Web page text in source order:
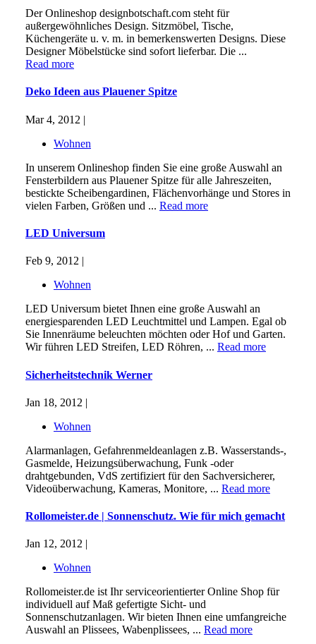
Der Onlineshop designbotschaft.com steht für
außergewöhnliches Design. Sitzmöbel, Tische,
Küchengeräte u. v. m. in bemerkenswerten Designs. Diese
Designer Möbelstücke sind sofort lieferbar. Die ...
Read more
Deko Ideen aus Plauener Spitze
Mar 4, 2012 |
Wohnen
In unserem Onlineshop finden Sie eine große Auswahl an
Fensterbildern aus Plauener Spitze für alle Jahreszeiten,
bestickte Scheibengardinen, Flächenvorhänge und Stores in
vielen Farben, Größen und ... Read more
LED Universum
Feb 9, 2012 |
Wohnen
LED Universum bietet Ihnen eine große Auswahl an
energiesparenden LED Leuchtmittel und Lampen. Egal ob
Sie Innenräume beleuchten möchten oder Hof und Garten.
Wir führen LED Streifen, LED Röhren, ... Read more
Sicherheitstechnik Werner
Jan 18, 2012 |
Wohnen
Alarmanlagen, Gefahrenmeldeanlagen z.B. Wasserstands-,
Gasmelde, Heizungsüberwachung, Funk -oder
drahtgebunden, VdS zertifiziert für den Sachversicherer,
Videoüberwachung, Kameras, Monitore, ... Read more
Rollomeister.de | Sonnenschutz. Wie für mich gemacht
Jan 12, 2012 |
Wohnen
Rollomeister.de ist Ihr serviceorientierter Online Shop für
individuell auf Maß gefertigte Sicht- und
Sonnenschutzanlagen. Wir bieten Ihnen eine umfangreiche
Auswahl an Plissees, Wabenplissees, ... Read more